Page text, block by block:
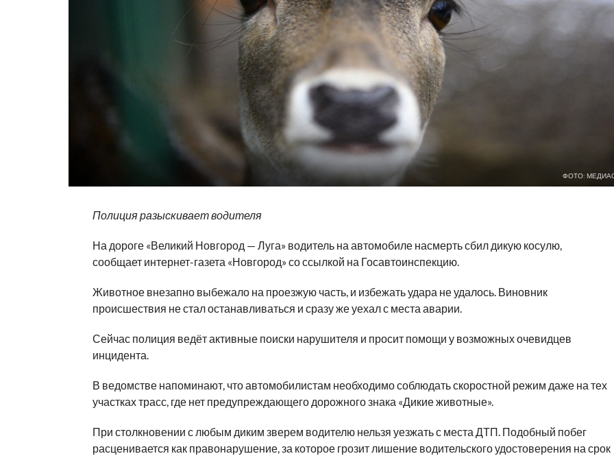
ФОТО:
Полиция разыскивает водителя
На дороге «Великий Новгород — Луга» водитель на автомобиле насмерть сбил дикую косулю,
сообщает интернет-газета «Новгород» со ссылкой на Госавтоинспекцию.
Животное внезапно выбежало на проезжую часть, и избежать удара не удалось. Виновник
происшествия не стал останавливаться и сразу же уехал с места аварии.
Сейчас полиция ведёт активные поиски нарушителя и просит помощи у возможных очевидцев
инцидента.
В ведомстве напоминают, что автомобилистам необходимо соблюдать скоростной режим даже на тех
участках трасс, где нет предупреждающего дорожного знака «Дикие животные».
При столкновении с любым диким зверем водителю нельзя уезжать с места ДТП. Подобный побег
расценивается как правонарушение, за которое грозит лишение водительского удостоверения на срок